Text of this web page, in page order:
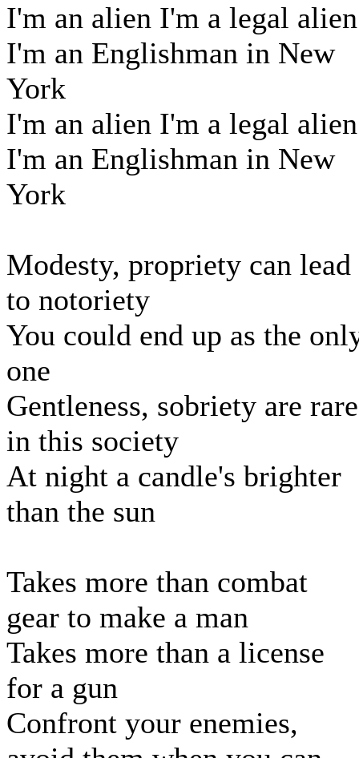
I'm an alien I'm a legal alien
I'm an Englishman in New
York
I'm an alien I'm a legal alien
I'm an Englishman in New
York
Modesty, propriety can lead
to notoriety
You could end up as the
one
Gentleness, sobriety are rare
in this society
At night a candle's brighter
than the sun
Takes more than combat
gear to make a man
Takes more than a license
for a gun
Confront your enemies,